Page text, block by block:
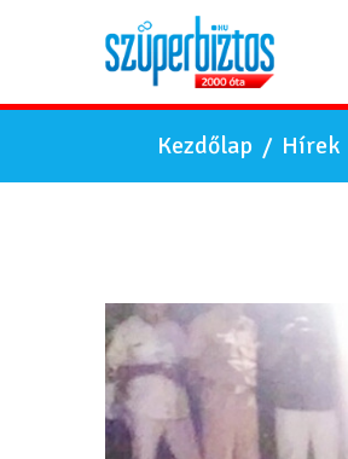
Kezdőlap / Hírek